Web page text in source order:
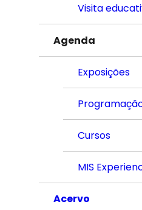
Visita
Agenda
Exposições
Cursos
MIS
Acervo